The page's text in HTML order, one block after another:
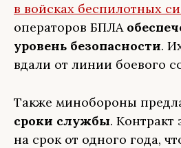
в войсках беспилотных
операторов БПЛА
уровень безопасности.
вдали от линии боевого
Также минобороны
сроки службы. Контракт
на срок от одного года,